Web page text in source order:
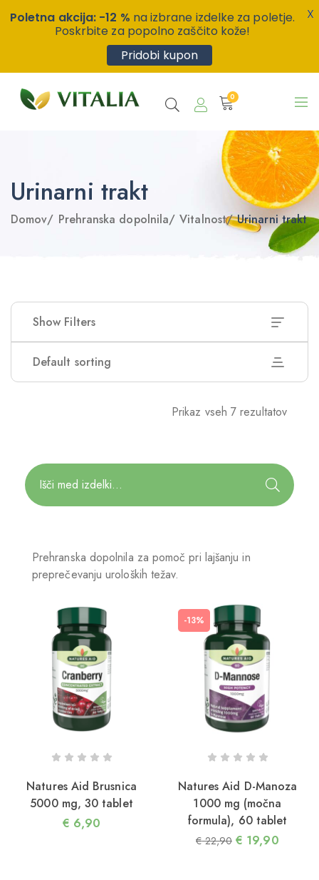
0
Urinarni trakt
Domov/ Prehranska dopolnila/ Vitalnost/ Urinarni trakt
Show Filters
Default sorting
Prikaz vseh 7 rezultatov
Prehranska dopolnila za pomoč pri lajšanju in
preprečevanju uroloških težav.
Natures Aid Brusnica
5000 mg, 30 tablet
€ 6,90
-13%
Natures Aid D-Manoza
1000 mg (močna
formula), 60 tablet
€22,90 € 19,90
Poletna akcija: -12 % na izbrane izdelke za poletje.
Poskrbite za popolno zaščito kože!
Pridobi kupon
X